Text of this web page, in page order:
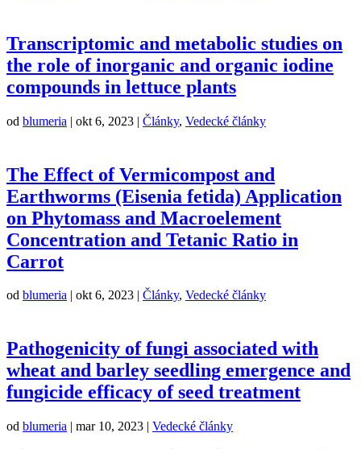
Transcriptomic and metabolic studies on
the role of inorganic and organic iodine
compounds in lettuce plants
od blumeria | okt 6, 2023 | Články, Vedecké články
The Effect of Vermicompost and
Earthworms (Eisenia fetida) Application
on Phytomass and Macroelement
Concentration and Tetanic Ratio in
Carrot
od blumeria | okt 6, 2023 | Články, Vedecké články
Pathogenicity of fungi associated with
wheat and barley seedling emergence and
fungicide efficacy of seed treatment
od blumeria | mar 10, 2023 | Vedecké články